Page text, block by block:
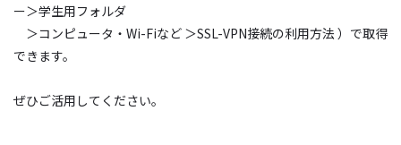
ー＞学生用フォルダ
＞コンピュータ・Wi-Fiなど ＞SSL-VPN接続の利用方法 ）で取得
できます。
ぜひご活用してください。